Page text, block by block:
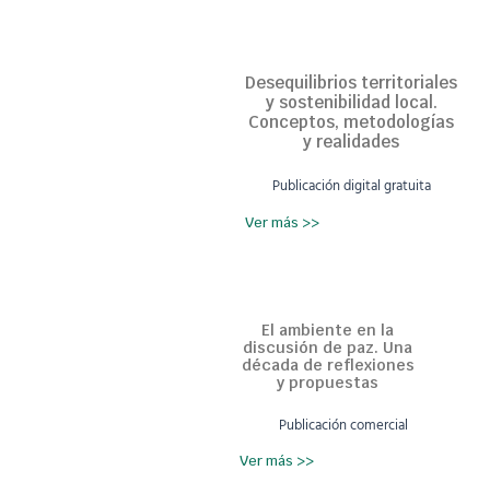
Desequilibrios territoriales
y sostenibilidad local.
Conceptos, metodologías
y realidades
Publicación digital gratuita
Ver más >>
El ambiente en la
discusión de paz. Una
década de reflexiones
y propuestas
Publicación comercial
Ver más >>